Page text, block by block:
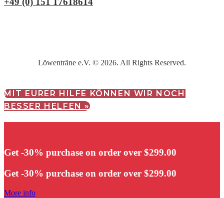
Löwenträne e.V. © 2026. All Rights Reserved.
MIT EURER HILFE KÖNNEN WIR NOCH
BESSER HELFEN »
Get -30% purchase on order over $299.00
Get -30% purchase on order over $299.00
More info